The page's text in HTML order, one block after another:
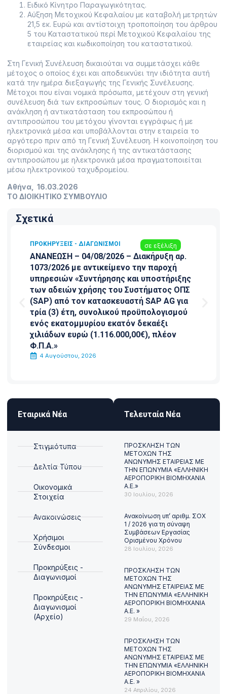
Ειδικό Κίνητρο Παραγωγικότητας.
Αύξηση Μετοχικού Κεφαλαίου με καταβολή μετρητών
21,5 εκ. Ευρώ και αντίστοιχη τροποποίηση του άρθρου
5 του Καταστατικού περί Μετοχικού Κεφαλαίου της
εταιρείας και κωδικοποίηση του καταστατικού.
Στη Γενική Συνέλευση δικαιούται να συμμετάσχει κάθε
μέτοχος o οποίος έχει και αποδεικνύει την ιδιότητα αυτή
κατά την ημέρα διεξαγωγής της Γενικής Συνέλευσης.
Μέτοχοι που είναι νομικά πρόσωπα, μετέχουν στη γενική
συνέλευση διά των εκπροσώπων τους. Ο διορισμός και η
ανάκληση ή αντικατάσταση του εκπροσώπου ή
αντιπροσώπου του μετόχου γίνονται εγγράφως ή με
ηλεκτρονικά μέσα και υποβάλλονται στην εταιρεία το
αργότερο πριν από τη Γενική Συνέλευση. Η κοινοποίηση του
διορισμού και της ανάκλησης ή της αντικατάστασης
αντιπροσώπου με ηλεκτρονικά μέσα πραγματοποιείται
μέσω ηλεκτρονικού ταχυδρομείου.
Αθήνα, 16.03.2026
ΤΟ ΔΙΟΙΚΗΤΙΚΟ ΣΥΜΒΟΥΛΙΟ
Σχετικά
ΠΡΟΚΗΡΎΞΕΙΣ - ΔΙΑΓΩΝΙΣΜΟΊ σε εξέλιξη
ΑΝΑΝΕΩΣΗ – 04/08/2026 – Διακήρυξη αρ.
1073/2026 με αντικείμενο την παροχή
υπηρεσιών «Συντήρησης και υποστήριξης
των αδειών χρήσης του Συστήματος ΟΠΣ
(SAP) από τον κατασκευαστή SAP AG για
τρία (3) έτη, συνολικού προϋπολογισμού
ενός εκατομμυρίου εκατόν δεκαέξι
χιλιάδων ευρώ (1.116.000,00€), πλέον
Φ.Π.Α.»
4 Αυγούστου, 2026
Εταιρικά Νέα
Στιγμιότυπα
Δελτία Τύπου
Οικονομικά
Στοιχεία
Ανακοινώσεις
Χρήσιμοι
Σύνδεσμοι
Προκηρύξεις -
Διαγωνισμοί
Προκηρύξεις -
Διαγωνισμοί
(Αρχείο)
Τελευταία Νέα
ΠΡΟΣΚΛΗΣΗ ΤΩΝ
ΜΕΤΟΧΩΝ ΤΗΣ
ΑΝΩΝΥΜΗΣ ΕΤΑΙΡΕΙΑΣ ΜΕ
ΤΗΝ ΕΠΩΝΥΜΙΑ «ΕΛΛΗΝΙΚΗ
ΑΕΡΟΠΟΡΙΚΗ ΒΙΟΜΗΧΑΝΙΑ
Α.Ε.»
30 Ιουλίου, 2026
Ανακοίνωση υπ’ αριθμ. ΣΟΧ
1 / 2026 για τη σύναψη
Συμβάσεων Εργασίας
Ορισμένου Χρόνου
28 Ιουλίου, 2026
ΠΡΟΣΚΛΗΣΗ ΤΩΝ
ΜΕΤΟΧΩΝ ΤΗΣ
ΑΝΩΝΥΜΗΣ ΕΤΑΙΡΕΙΑΣ ΜΕ
ΤΗΝ ΕΠΩΝΥΜΙΑ «ΕΛΛΗΝΙΚΗ
ΑΕΡΟΠΟΡΙΚΗ ΒΙΟΜΗΧΑΝΙΑ
Α.Ε. »
29 Μαΐου, 2026
ΠΡΟΣΚΛΗΣΗ ΤΩΝ
ΜΕΤΟΧΩΝ ΤΗΣ
ΑΝΩΝΥΜΗΣ ΕΤΑΙΡΕΙΑΣ ΜΕ
ΤΗΝ ΕΠΩΝΥΜΙΑ «ΕΛΛΗΝΙΚΗ
ΑΕΡΟΠΟΡΙΚΗ ΒΙΟΜΗΧΑΝΙΑ
Α.Ε. »
24 Απριλίου, 2026